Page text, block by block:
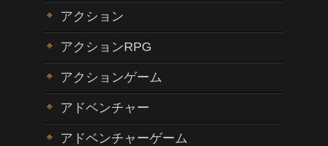
アクション
アクションRPG
アクションゲーム
アドベンチャー
アドベンチャーゲーム